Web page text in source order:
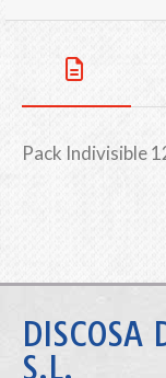
Pack Indivisible
DISCOSA
S.L.